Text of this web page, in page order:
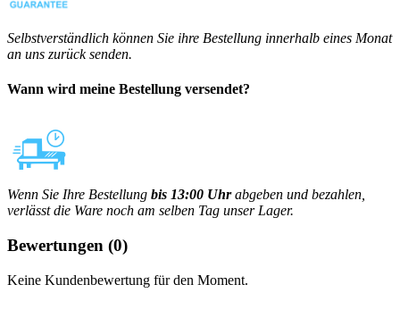
Selbstverständlich können Sie ihre Bestellung innerhalb eines Monat
an uns zurück senden.
Wann wird meine Bestellung versendet?
Wenn Sie Ihre Bestellung bis 13:00 Uhrabgeben und bezahlen,
verlässt die Ware noch am selben Tag unser Lager.
Bewertungen (0)
Keine Kundenbewertung für den Moment.